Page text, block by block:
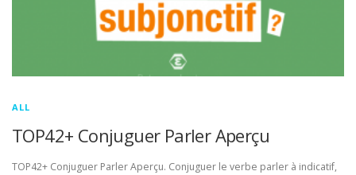
ALL
TOP42+ Conjuguer Parler Aperçu
TOP42+ Conjuguer Parler Aperçu. Conjuguer le verbe parler à indicatif,